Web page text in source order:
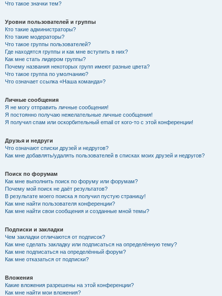
Что такое значки тем?
Уровни пользователей и группы
Кто такие администраторы?
Кто такие модераторы?
Что такое группы пользователей?
Где находятся группы и как мне вступить в них?
Как мне стать лидером группы?
Почему названия некоторых групп имеют разные цвета?
Что такое группа по умолчанию?
Что означает ссылка «Наша команда»?
Личные сообщения
Я не могу отправить личные сообщения!
Я постоянно получаю нежелательные личные сообщения!
Я получил спам или оскорбительный email от кого-то с этой конференции!
Друзья и недруги
Что означают списки друзей и недругов?
Как мне добавлять/удалять пользователей в списках моих друзей и недругов?
Поиск по форумам
Как мне выполнить поиск по форуму или форумам?
Почему мой поиск не даёт результатов?
В результате моего поиска я получил пустую страницу!
Как мне найти пользователя конференции?
Как мне найти свои сообщения и созданные мной темы?
Подписки и закладки
Чем закладки отличаются от подписок?
Как мне сделать закладку или подписаться на определённую тему?
Как мне подписаться на определённый форум?
Как мне отказаться от подписки?
Вложения
Какие вложения разрешены на этой конференции?
Как мне найти мои вложения?